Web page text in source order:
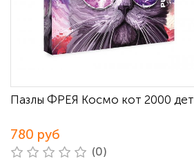
Пазлы ФРЕЯ Космо кот 2000 дет
780 руб
(0)